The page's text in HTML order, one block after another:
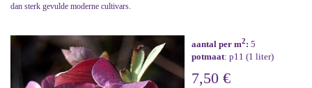
dan sterk gevulde moderne cultivars.
aantal per m2: 5
potmaat: p11 (1 liter)
7,50 €